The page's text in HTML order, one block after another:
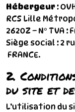
Hébergeur :
RCS Lille
2620Z – N° TVA :
Siège social : 2
FRANCE.
2.
du site et
L’utilisation du